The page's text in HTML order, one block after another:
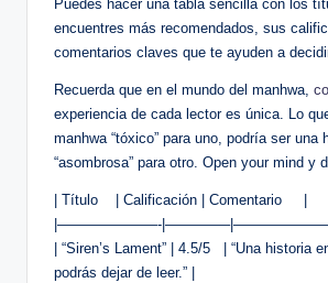
Puedes hacer una tabla sencilla con ⁢los
encuentres más ‍recomendados, sus
comentarios claves que te ayuden a
Recuerda que en el mundo del​ manhwa,
experiencia de cada lector es única. Lo
manhwa “tóxico” ‌para uno, podría ser una
“asombrosa” para otro. Open your mind y
| Título ⁣ ⁤ ​ | Calificación | Comentario ​ ‌ ‍ ‍ |
|———————-
| “Siren’s Lament” | 4.5/5 ⁢ ⁣ | “Una historia
podrás dejar de leer.” ‍|